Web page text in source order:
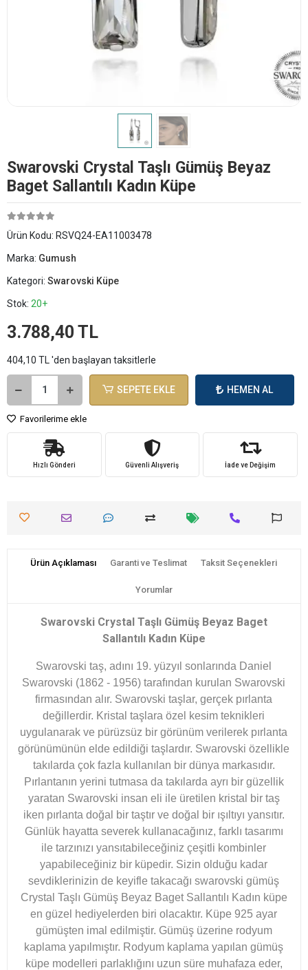
Swarovski Crystal Taşlı Gümüş Beyaz
Baget Sallantılı Kadın Küpe
Ürün Kodu: RSVQ24-EA11003478
Marka: Gumush
Kategori: Swarovski Küpe
Stok: 20+
3.788,40 TL
404,10 TL 'den başlayan taksitlerle
SEPETE EKLE HEMEN AL
Favorilerime ekle
Hızlı Gönderi Güvenli Alışveriş İade ve Değişim
Ürün Açıklaması Garanti ve Teslimat Taksit Seçenekleri
Yorumlar
Swarovski Crystal Taşlı Gümüş Beyaz Baget
Sallantılı Kadın Küpe
Swarovski taş, adını 19. yüzyıl sonlarında Daniel
Swarovski (1862 - 1956) tarafından kurulan Swarovski
firmasından alır. Swarovski taşlar, gerçek pırlanta
değillerdir. Kristal taşlara özel kesim teknikleri
uygulanarak ve pürüzsüz bir görünüm verilerek pırlanta
görünümünün elde edildiği taşlardır. Swarovski özellikle
takılarda çok fazla kullanılan bir dünya markasıdır.
Pırlantanın yerini tutmasa da takılarda ayrı bir güzellik
yaratan Swarovski insan eli ile üretilen kristal bir taş
iken pırlanta doğal bir taştır ve doğal bir ışıltıyı yansıtır.
Günlük hayatta severek kullanacağınız, farklı tasarımı
ile tarzınızı yansıtabileceğiniz çeşitli kombinler
yapabileceğiniz bir küpedir. Sizin olduğu kadar
sevdiklerinizin de keyifle takacağı swarovski gümüş
Crystal Taşlı Gümüş Beyaz Baget Sallantılı Kadın küpe
en güzel hediyelerden biri olacaktır. Küpe 925 ayar
gümüşten imal edilmiştir. Gümüş üzerine rodyum
kaplama yapılmıştır. Rodyum kaplama yapılan gümüş
küpe modelleri parlaklığını uzun süre muhafaza eder,